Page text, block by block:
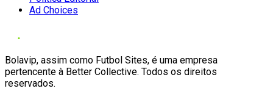
Ad Choices
Bolavip, assim como Futbol Sites, é uma empresa
pertencente à Better Collective. Todos os direitos
reservados.